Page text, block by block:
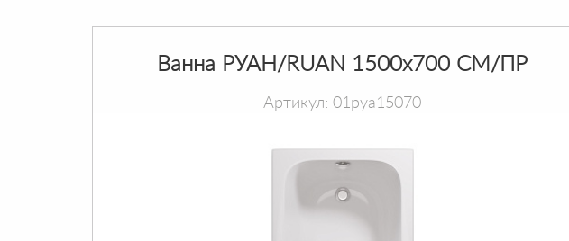
Ванна РУАН/RUAN 1500х700 СМ/ПР
Артикул: 01руа15070